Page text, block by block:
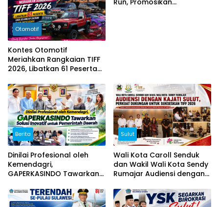
Otomotif
Kontes Otomotif
Meriahkan Rangkaian TIFF
2026, Libatkan 61 Peserta
Sulut
Run, Promosikan
Berita
Dinilai Profesional oleh
Kemendagri,
GAPERKASINDO Tawarkan
Pemerintah Daerah
Sulut
Wali Kota Caroll Senduk
dan Wakil Wali Kota Sendy
Rumajar Audiensi dengan
Dukungan untuk Sukseskan
TIFF 2026